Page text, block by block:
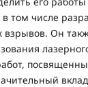
том числе
Он